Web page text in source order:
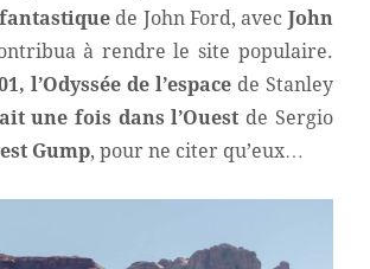
de John Ford, avec John
à rendre le site populaire.
l’Odyssée de l’espace de Stanley
une fois dans l’Ouest de Sergio
Gump, pour ne citer qu’eux…